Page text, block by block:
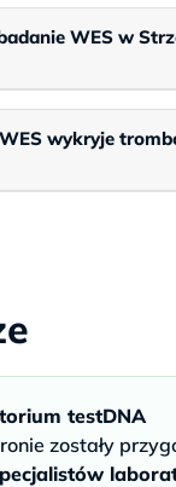
WES w
wykryje
testDNA
zostały